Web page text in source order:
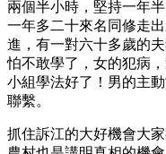
兩個半小時，堅持一年
一年多二十來名同修走
進，有一對六十多歲的
怕不敢學了，女的犯病
小組學法好了！男的主
聯繫。
抓住訴江的大好機會大